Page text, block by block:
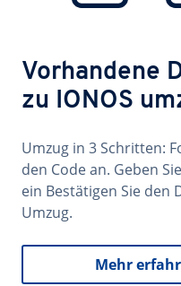
Vorhandene
zu IONOS
Umzug in 3 Schritten:
den Code an. Geben
ein Bestätigen Sie den
Umzug.
Mehr